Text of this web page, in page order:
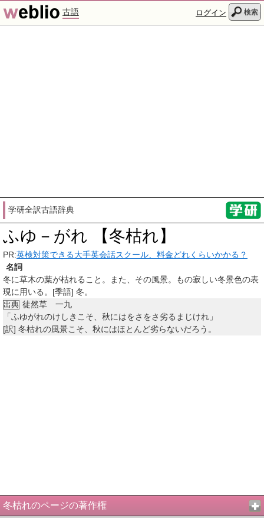
古語 ログイン 検索
学研全訳古語辞典
ふゆ－がれ 【冬枯れ】
PR:英検対策できる大手英会話スクール、料金どれくらいかかる？
名詞
冬に草木の葉が枯れること。また、その風景。もの寂しい冬景色の表
現に用いる。[季語] 冬。
出典 徒然草 一九
「ふゆがれのけしきこそ、秋にはをさをさ劣るまじけれ」
[訳] 冬枯れの風景こそ、秋にはほとんど劣らないだろう。
冬枯れのページの著作権